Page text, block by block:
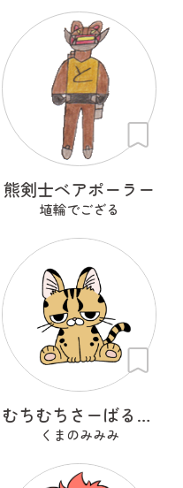
熊剣士ベアポーラー
埴輪でござる
むちむちさーばるきゃっと
くまのみみみ